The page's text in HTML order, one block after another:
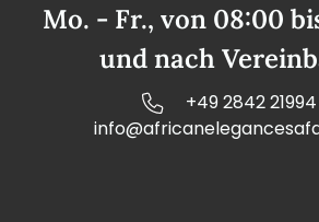
Mo. - Fr., von 08:00
und nach
+49 2842 21994